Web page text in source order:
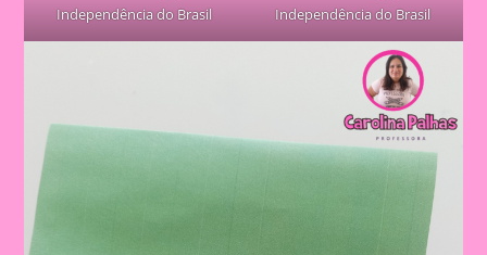
Independência do Brasil
Independência do Brasil